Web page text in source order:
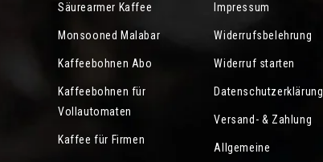
Säurearmer Kaffee
Monsooned Malabar
Kaffeebohnen Abo
Kaffeebohnen für
Vollautomaten
Kaffee für Firmen
Impressum
Widerrufsbelehrung
Widerruf starten
Datenschutzerklärung
Versand- & Zahlung
Allgemeine